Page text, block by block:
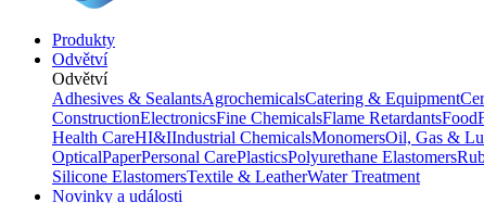
Produkty
Odvětví
Odvětví
Adhesives & SealantsAgrochemicalsCatering & Equipment
ConstructionElectronicsFine ChemicalsFlame RetardantsFood
Health CareHI&IIndustrial ChemicalsMonomersOil, Gas &
OpticalPaperPersonal CarePlasticsPolyurethane Elastomers
Silicone ElastomersTextile & LeatherWater Treatment
Novinky a události